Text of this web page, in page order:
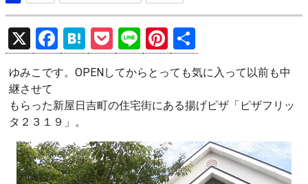
X
F
a
ce
b
o
o
k
H
at
e
n
P
o
ck
et
Li
n
e
Pi
nt
er
es
有
ゆみこです。OPENしてからとっても気に入って以前も中
継させて
もらった新屋日吉町の住宅街にある揚げピザ「ピザフリッ
タ２３１９」。